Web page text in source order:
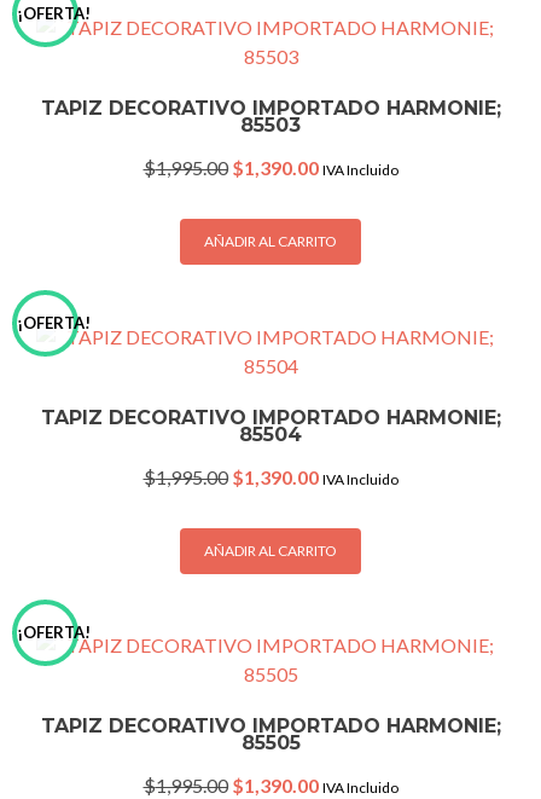
¡OFERTA!
TAPIZ DECORATIVO IMPORTADO HARMONIE;
85503
$1,995.00 Original
was:
$1,995.00.
$1,390.00Current
is:
$1,390.00.
IVA Incluido
AÑADIR AL CARRITO
¡OFERTA!
TAPIZ DECORATIVO IMPORTADO HARMONIE;
85504
$1,995.00 Original
was:
$1,995.00.
$1,390.00Current
is:
$1,390.00.
IVA Incluido
AÑADIR AL CARRITO
¡OFERTA!
TAPIZ DECORATIVO IMPORTADO HARMONIE;
85505
$1,995.00 Original
$1,390.00Current
IVA Incluido